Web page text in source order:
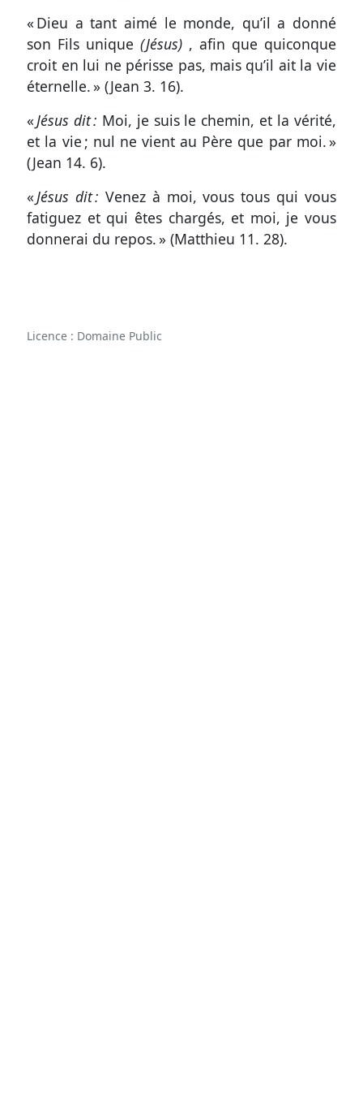
« Dieu a tant aimé le monde, qu’il a donné
son Fils unique(Jésus) , afin que quiconque
croit en lui ne périsse pas, mais qu’il ait la vie
éternelle. » (Jean 3. 16).
«Jésus dit : Moi, je suis le chemin, et la vérité,
et la vie ; nul ne vient au Père que par moi. »
(Jean 14. 6).
«Jésus dit : Venez à moi, vous tous qui vous
fatiguez et qui êtes chargés, et moi, je vous
donnerai du repos. » (Matthieu 11. 28).
Licence : Domaine Public
Participer
aux
coûts
site